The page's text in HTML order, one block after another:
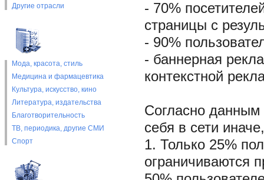
Другие отрасли
Мода, красота, стиль
Медицина и фармацевтика
Культура, искусство, кино
Литература, издательства
Благотворительность
ТВ, периодика, другие СМИ
Спорт
- 70%
страницы с
- 90%
- баннерная
контекстной
Согласно данным
себя в сети
1. Только 25%
ограничиваются